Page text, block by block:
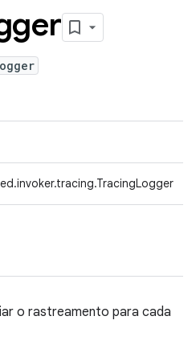
o rastreamento para cada